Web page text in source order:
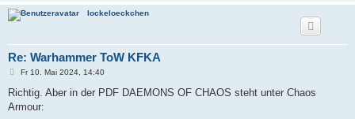
lockeloeckchen
Re: Warhammer ToW KFKA
B
i
r
Fr 10. Mai 2024, 14:40
Richtig. Aber in der PDF DAEMONS OF CHAOS steht unter Chaos
Armour: